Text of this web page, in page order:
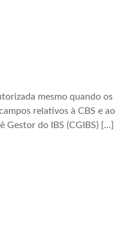
mesmo quando os
relativos à CBS e ao
Gestor do IBS (CGIBS) […]